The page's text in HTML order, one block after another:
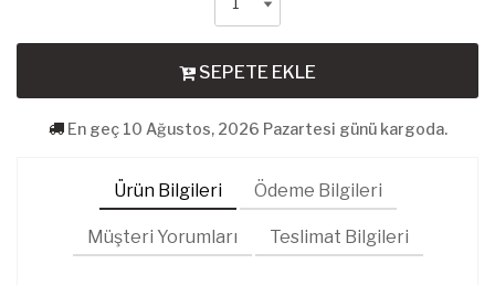
SEPETE EKLE
En geç 10 Ağustos, 2026 Pazartesi günü kargoda.
Ürün Bilgileri Ödeme Bilgileri
Müşteri Yorumları Teslimat Bilgileri